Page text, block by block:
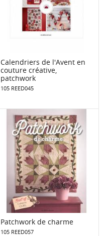
Calendriers de l'Avent en
couture créative,
patchwork
105 REED045
Patchwork de charme
105 REED057